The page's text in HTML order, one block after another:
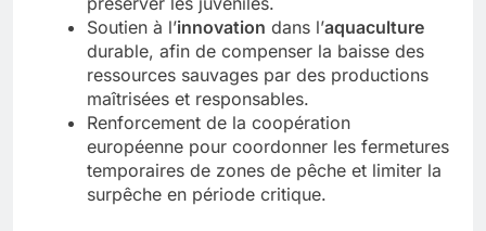
Soutien à l’innovation dans l’aquaculture
durable, afin de compenser la baisse des
ressources sauvages par des productions
maîtrisées et responsables.
Renforcement de la coopération
européenne pour coordonner les fermetures
temporaires de zones de pêche et limiter la
surpêche en période critique.